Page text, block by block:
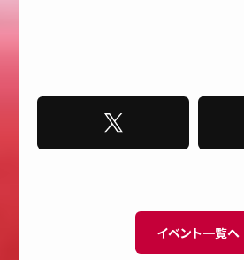
イベント一覧へ